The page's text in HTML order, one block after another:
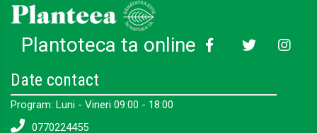
Plantoteca ta online
Date contact
Program: Luni - Vineri 09:00 - 18:00
0770224455